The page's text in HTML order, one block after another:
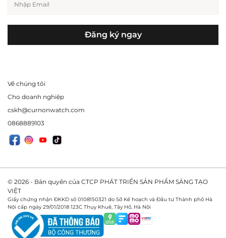
Về chúng tôi
Cho doanh nghiệp
cskh@curnonwatch.com
0868889103
Đăng ký ngay
© 2026 - Bản quyền của CTCP PHÁT TRIỂN SẢN PHẨM SÁNG TẠO
VIỆT
Giấy chứng nhận ĐKKD số 0108150321 do Sở Kế hoạch và Đầu tư Thành phố Hà
Nội cấp ngày 29/01/2018 123C Thụy Khuê, Tây Hồ, Hà Nội